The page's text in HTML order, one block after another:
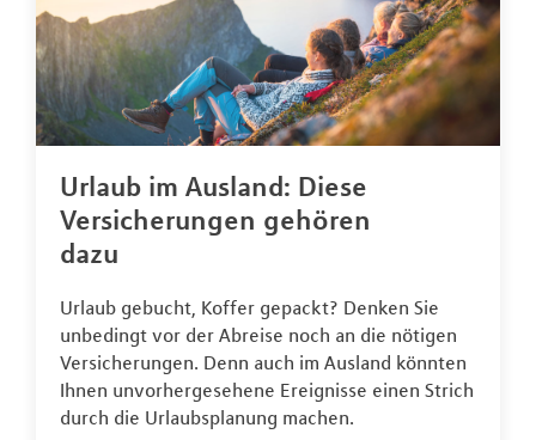
Urlaub im Ausland: Diese
Versicherungen gehören
dazu
Urlaub gebucht, Koffer gepackt? Denken Sie
unbedingt vor der Abreise noch an die nötigen
Versicherungen. Denn auch im Ausland könnten
Ihnen unvorhergesehene Ereignisse einen Strich
durch die Urlaubsplanung machen.